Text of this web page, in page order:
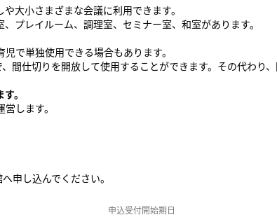
大小さまざまな会議に利用できます。
プレイルーム、調理室、セミナー室、和室があります。
で単独使用できる場合もあります。
間仕切りを開放して使用することができます。その代わり
。
します。
申し込んでください。
申込受付開始期日